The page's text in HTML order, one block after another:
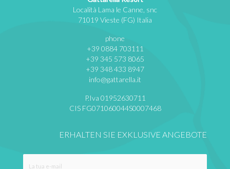
Località Lama le Canne, snc
71019 Vieste (FG) Italia
phone
+39 0884 703111
+39 345 573 8065
+39 348 433 8947
info@gattarella.it
P.Iva 01952630711
CIS FG071060044S0007468
ERHALTEN SIE EXKLUSIVE ANGEBOTE